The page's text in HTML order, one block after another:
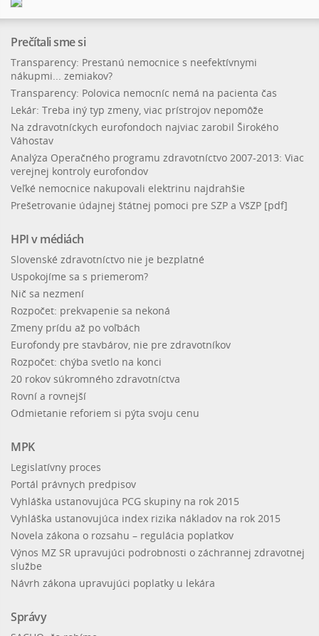
Prečítali sme si
Transparency: Prestanú nemocnice s neefektívnymi
nákupmi... zemiakov?
Transparency: Polovica nemocníc nemá na pacienta čas
Lekár: Treba iný typ zmeny, viac prístrojov nepomôže
Na zdravotníckych eurofondoch najviac zarobil Širokého
Váhostav
Analýza Operačného programu zdravotníctvo 2007-2013: Viac
verejnej kontroly eurofondov
Veľké nemocnice nakupovali elektrinu najdrahšie
Prešetrovanie údajnej štátnej pomoci pre SZP a VšZP [pdf]
HPI v médiách
Slovenské zdravotníctvo nie je bezplatné
Uspokojíme sa s priemerom?
Nič sa nezmení
Rozpočet: prekvapenie sa nekoná
Zmeny prídu až po voľbách
Eurofondy pre stavbárov, nie pre zdravotníkov
Rozpočet: chýba svetlo na konci
20 rokov súkromného zdravotníctva
Rovní a rovnejší
Odmietanie reforiem si pýta svoju cenu
MPK
Legislatívny proces
Portál právnych predpisov
Vyhláška ustanovujúca PCG skupiny na rok 2015
Vyhláška ustanovujúca index rizika nákladov na rok 2015
Novela zákona o rozsahu – regulácia poplatkov
Výnos MZ SR upravujúci podrobnosti o záchrannej zdravotnej
službe
Návrh zákona upravujúci poplatky u lekára
Správy